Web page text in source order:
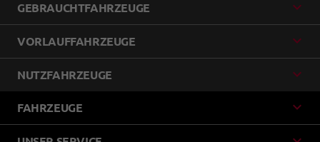
GEBRAUCHTFAHRZEUGE
VORLAUFFAHRZEUGE
NUTZFAHRZEUGE
FAHRZEUGE